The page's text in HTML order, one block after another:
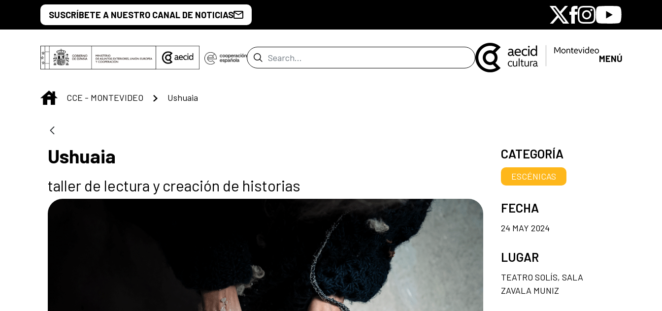
Skip to Main ContentSUSCRÍBETE A NUESTRO CANAL DE NOTICIAS X Facebook
Instagram
Youtube
Search Bar MENÚ
INICIO
CCE - MONTEVIDEO Ushuaia
Ushuaia
taller de lectura y creación de historias
CATEGORÍA
ESCÉNICAS
FECHA
24 MAY 2024
LUGAR
TEATRO SOLÍS, SALA
ZAVALA MUNIZ